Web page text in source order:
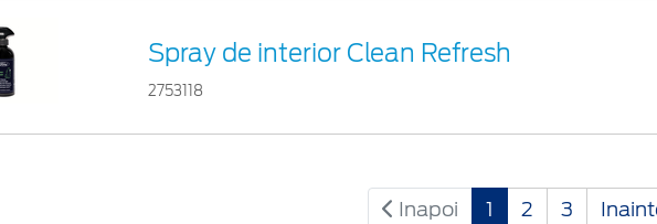
Spray de interior Clean Refresh
2753118
Inapoi 1 2 3